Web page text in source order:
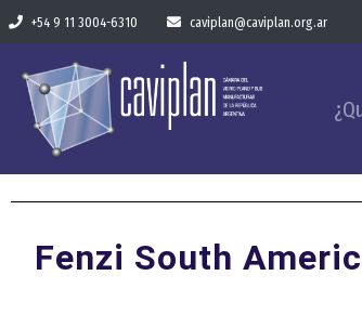
+54 9 11 3004-6310 caviplan@caviplan.org.ar
Fenzi South